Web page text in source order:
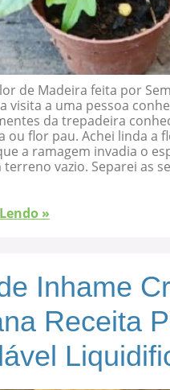
de Madeira feita por
visita a uma pessoa
da trepadeira
ou flor pau. Achei linda a
a ramagem invadia o
vazio. Separei as
»
Inhame
Receita